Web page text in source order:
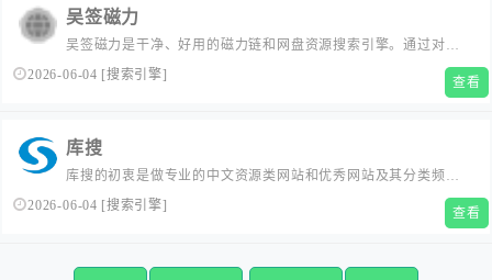
吴签磁力
吴签磁力是干净、好用的磁力链和网盘资源搜索引擎。通过对磁
力链接进行深度的挖掘和整理，让我们更快捷、更平等的获取资
2026-06-04 [搜索引擎] 查看
库搜
库搜的初衷是做专业的中文资源类网站和优秀网站及其分类频道
的搜索。目标是用中文搜索电影、电视剧、动漫、视频等影视资
源网站，搜索音乐、小说、MP3、Game、游戏等娱乐资源网站，
2026-06-04 [搜索引擎] 查看